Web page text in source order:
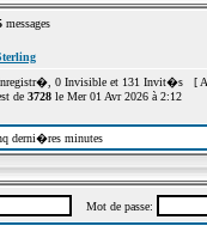
messages
0 Invisible et 131 Invit�s [
de 3728le Mer 01 Avr 2026 à 2:12
derni�res minutes
Mot de passe: